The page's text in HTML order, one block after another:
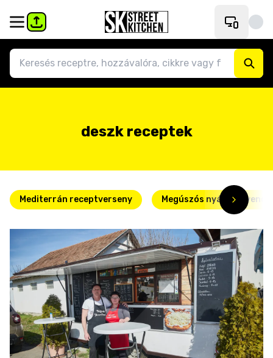
deszk receptek
Mediterrán receptverseny Megúszós nyári